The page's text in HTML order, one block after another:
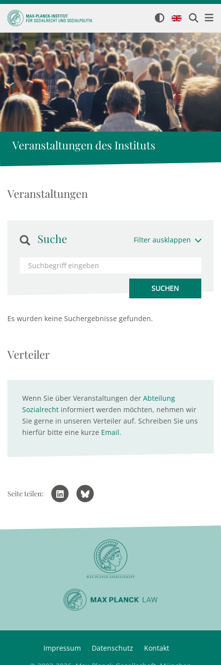
Veranstaltungen des Instituts
Veranstaltungen
Suche Filter ausklappen
Es wurden keine Suchergebnisse gefunden.
Verteiler
Wenn Sie über Veranstaltungen der Abteilung
Sozialrecht informiert werden möchten, nehmen wir
Sie gerne in unseren Verteiler auf. Schreiben Sie uns
hierfür bitte eine kurze Email.
Seite teilen:
Impressum Datenschutz
Kontakt